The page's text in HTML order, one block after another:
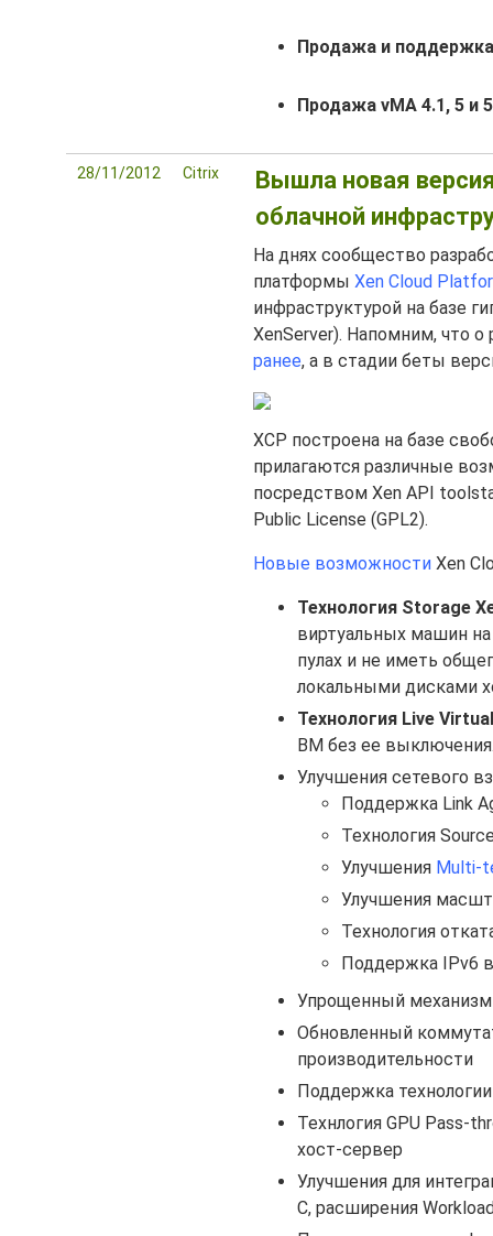
Продажа и
Продажа vMA 4.1, 5 и
28/11/2012 Citrix
Вышла новая
облачной
На днях сообщество
платформы Xen Cloud
инфраструктурой на базе
XenServer). Напомним, что
ранее, а в стадии беты
XCP построена на базе
прилагаются различные
посредством Xen API
Public License (GPL2).
Новые возможности Xen
Технология Storage
виртуальных машин
пулах и не иметь
локальными дисками
Технология Live
ВМ без ее
Улучшения сетевого
Поддержка Link
Технология
Улучшения Multi-
Улучшения
Технология
Поддержка IPv6
Упрощенный механизм
Обновленный
производительности
Поддержка
Технлогия GPU Pass-
хост-сервер
Улучшения для
C, расширения